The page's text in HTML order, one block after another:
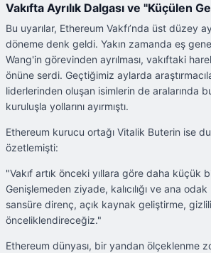
Vakıfta Ayrılık Dalgası ve "Küçülen
Bu uyarılar, Ethereum Vakfı’nda üst düzey
döneme denk geldi. Yakın zamanda eş
Wang'in görevinden ayrılması, vakıftaki
önüne serdi. Geçtiğimiz aylarda
liderlerinden oluşan isimlerin de aralarında
kuruluşla yollarını ayırmıştı.
Ethereum kurucu ortağı Vitalik Buterin ise
özetlemişti:
"Vakıf artık önceki yıllara göre daha küçük
Genişlemeden ziyade, kalıcılığı ve ana odak
sansüre direnç, açık kaynak geliştirme,
önceliklendireceğiz."
Ethereum dünyası, bir yandan ölçeklenme